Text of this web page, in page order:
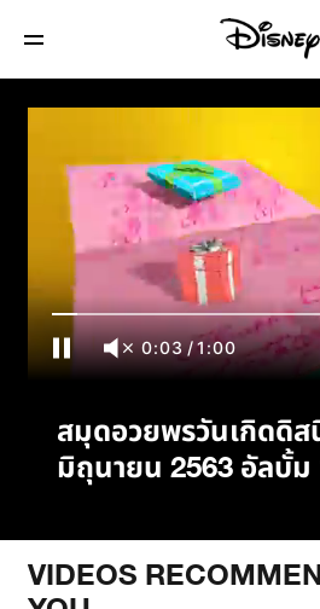
สมุดอวยพรวันเกิดดิสนีย์ปร
2563 อัลบั้ม 11
0:03/1:00
สมุดอวยพรวันเกิดดิส
มิถุนายน 2563 อัลบั้ม
VIDEOS